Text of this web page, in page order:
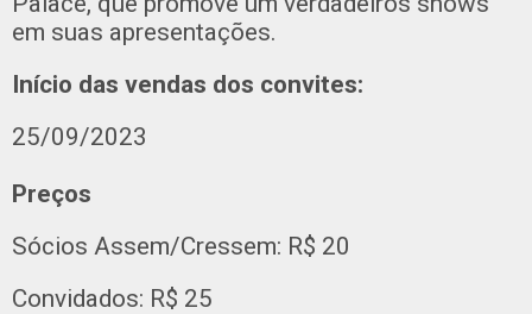
em suas apresentações.
Início das vendas dos convites:
25/09/2023
Preços
Sócios Assem/Cressem: R$ 20
Convidados: R$ 25